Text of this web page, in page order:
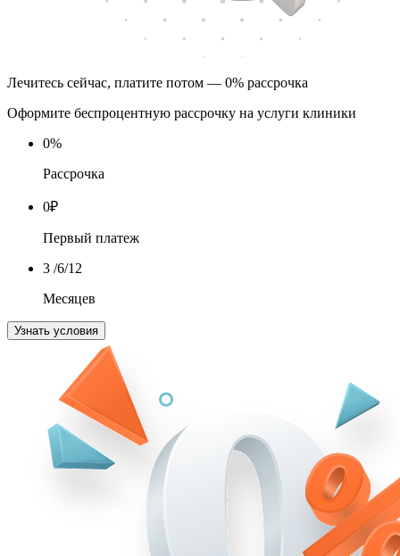
Лечитесь сейчас, платите потом — 0% рассрочка
Оформите беспроцентную рассрочку на услуги клиники
0%
Рассрочка
0₽
Первый платеж
3 /6/12
Месяцев
Узнать условия